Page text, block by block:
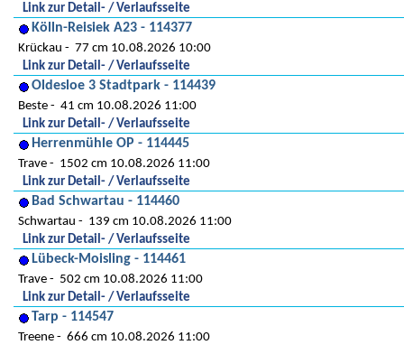
Link zur Detail- / Verlaufsseite
Kölln-Reisiek A23 - 114377
Krückau
77 cm 10.08.2026 10:00
Link zur Detail- / Verlaufsseite
Oldesloe 3 Stadtpark - 114439
Beste
41 cm 10.08.2026 11:00
Link zur Detail- / Verlaufsseite
Herrenmühle OP - 114445
Trave
1502 cm 10.08.2026 11:00
Link zur Detail- / Verlaufsseite
Bad Schwartau - 114460
Schwartau
139 cm 10.08.2026 11:00
Link zur Detail- / Verlaufsseite
Lübeck-Moisling - 114461
Trave
502 cm 10.08.2026 11:00
Link zur Detail- / Verlaufsseite
Tarp - 114547
Treene
666 cm 10.08.2026 11:00